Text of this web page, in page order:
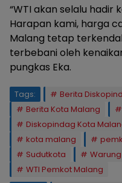
“WTI akan selalu hadir
Harapan kami, harga
Malang tetap
terbebani oleh
pungkas Eka.
Tags:
Berita
Berita Kota Malang
Diskopindag Kota
kota malang
Sudutkota
WTI Pemkot Malang